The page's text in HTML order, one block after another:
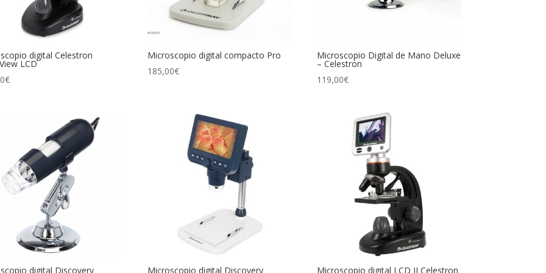
digital Celestron
LCD
€
Microscopio digital compacto Pro
185,00€
Microscopio Digital de Mano Deluxe
– Celestron
119,00€
digital Discovery Microscopio digital Discovery Microscopio digital LCD II Celestron